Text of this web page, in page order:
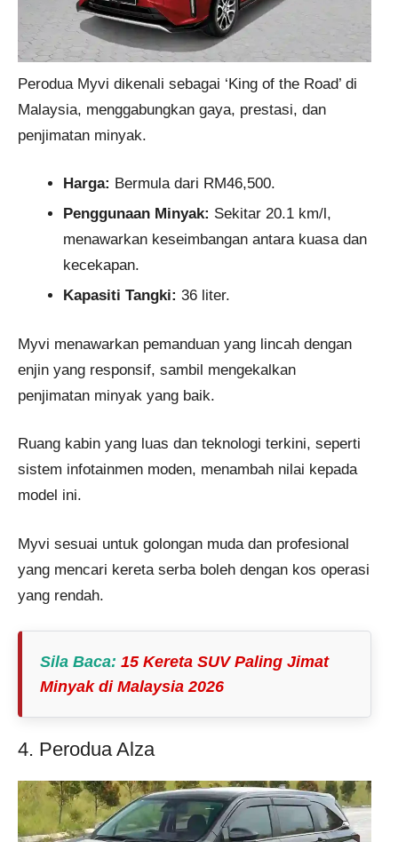
Perodua Myvi dikenali sebagai ‘King of the Road’ di
Malaysia, menggabungkan gaya, prestasi, dan
penjimatan minyak.
Harga: Bermula dari RM46,500.
Penggunaan Minyak: Sekitar 20.1 km/l,
menawarkan keseimbangan antara kuasa dan
kecekapan.
Kapasiti Tangki: 36 liter.
Myvi menawarkan pemanduan yang lincah dengan
enjin yang responsif, sambil mengekalkan
penjimatan minyak yang baik.
Ruang kabin yang luas dan teknologi terkini, seperti
sistem infotainmen moden, menambah nilai kepada
model ini.
Myvi sesuai untuk golongan muda dan profesional
yang mencari kereta serba boleh dengan kos operasi
yang rendah.
Sila Baca: 15 Kereta SUV Paling Jimat
Minyak di Malaysia 2026
4. Perodua Alza